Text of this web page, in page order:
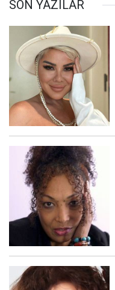
SON YAZILAR